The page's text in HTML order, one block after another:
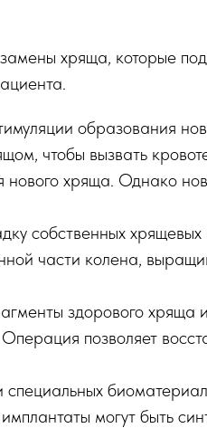
хряща, которые
образования
чтобы вызвать
нового хряща. Однако
собственных хрящевых
части колена,
здорового хряща
позволяет
могут быть